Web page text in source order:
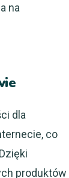
na
dla
co
produktów